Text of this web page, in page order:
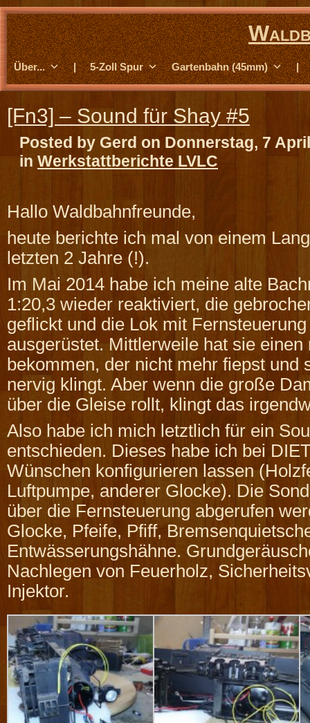
Über... | 5-Zoll Spur Gartenbahn (45mm) |
[Fn3] – Sound für Shay #5
Posted by Gerd on Donnerstag, 7
in Werkstattberichte LVLC
Hallo Waldbahnfreunde,
heute berichte ich mal von einem
letzten 2 Jahre (!).
Im Mai 2014 habe ich meine alte
1:20,3 wieder reaktiviert, die
geflickt und die Lok mit
ausgerüstet. Mittlerweile hat sie einen
bekommen, der nicht mehr fiepst und
nervig klingt. Aber wenn die große
über die Gleise rollt, klingt das
Also habe ich mich letztlich für ein
entschieden. Dieses habe ich bei
Wünschen konfigurieren lassen
Luftpumpe, anderer Glocke). Die
über die Fernsteuerung abgerufen
Glocke, Pfeife, Pfiff,
Entwässerungshähne.
Nachlegen von Feuerholz,
Injektor.